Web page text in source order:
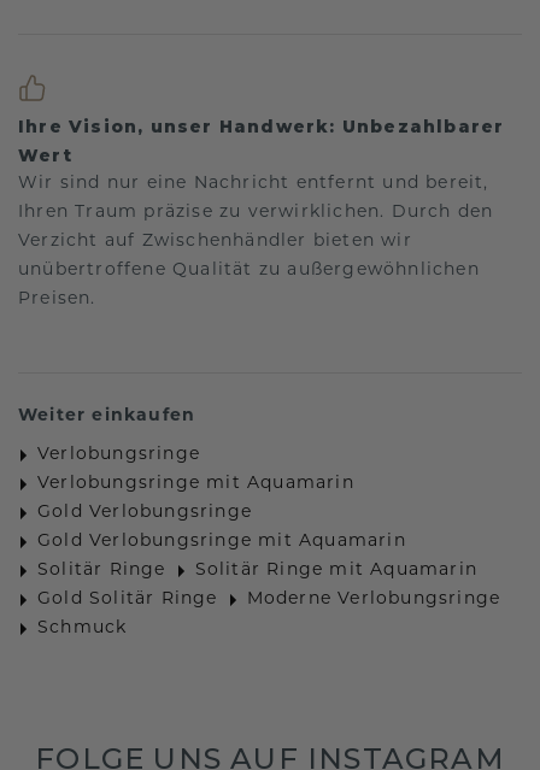
Ihre Vision, unser Handwerk: Unbezahlbarer
Wert
Wir sind nur eine Nachricht entfernt und bereit,
Ihren Traum präzise zu verwirklichen. Durch den
Verzicht auf Zwischenhändler bieten wir
unübertroffene Qualität zu außergewöhnlichen
Preisen.
Weiter einkaufen
Verlobungsringe
Verlobungsringe mit Aquamarin
Gold Verlobungsringe
Gold Verlobungsringe mit Aquamarin
Solitär Ringe
Solitär Ringe mit Aquamarin
Gold Solitär Ringe
Moderne Verlobungsringe
Schmuck
FOLGE UNS AUF INSTAGRAM